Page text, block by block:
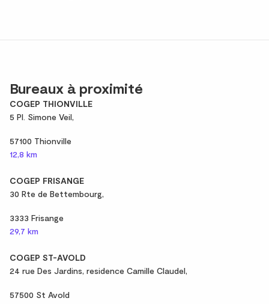
Bureaux à proximité
COGEP THIONVILLE
5 Pl. Simone Veil,
57100 Thionville
12,8 km
COGEP FRISANGE
30 Rte de Bettembourg,
3333 Frisange
29,7 km
COGEP ST-AVOLD
24 rue Des Jardins, residence Camille Claudel,
57500 St Avold